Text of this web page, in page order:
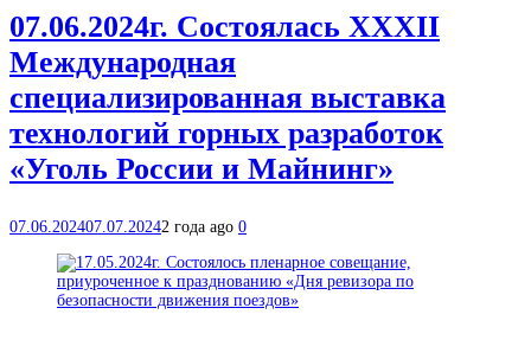
07.06.2024г. Состоялась XXXII
Международная
специализированная выставка
технологий горных разработок
«Уголь России и Майнинг»
07.06.202407.07.20242 года ago 0